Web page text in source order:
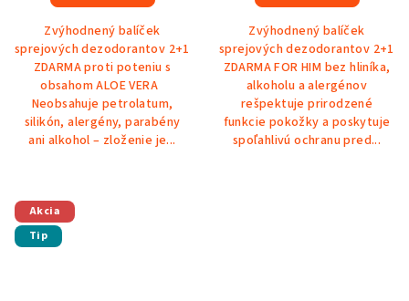
Zvýhodnený balíček
sprejových dezodorantov 2+1
ZDARMA proti poteniu s
obsahom ALOE VERA
Neobsahuje petrolatum,
silikón, alergény, parabény
ani alkohol – zloženie je...
Zvýhodnený balíček
sprejových dezodorantov 2+1
ZDARMA FOR HIM bez hliníka,
alkoholu a alergénov
rešpektuje prirodzené
funkcie pokožky a poskytuje
spoľahlivú ochranu pred...
Akcia
Tip